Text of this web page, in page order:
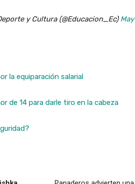
y Cultura (@Educacion_Ec)
la equiparación salarial
de 14 para darle tiro en la cabeza